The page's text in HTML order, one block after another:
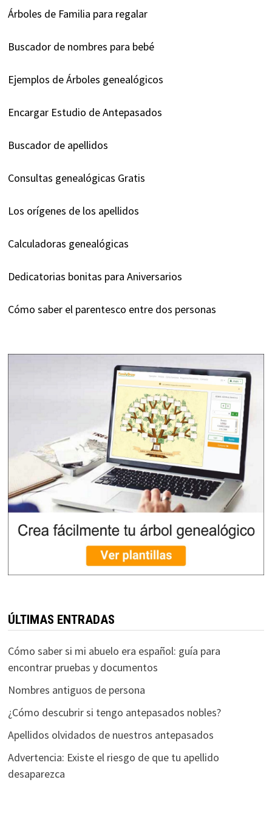
Árboles de Familia para regalar
Buscador de nombres para bebé
Ejemplos de Árboles genealógicos
Encargar Estudio de Antepasados
Buscador de apellidos
Consultas genealógicas Gratis
Los orígenes de los apellidos
Calculadoras genealógicas
Dedicatorias bonitas para Aniversarios
Cómo saber el parentesco entre dos personas
ÚLTIMAS ENTRADAS
Cómo saber si mi abuelo era español: guía para
encontrar pruebas y documentos
Nombres antiguos de persona
¿Cómo descubrir si tengo antepasados nobles?
Apellidos olvidados de nuestros antepasados
Advertencia: Existe el riesgo de que tu apellido
desaparezca